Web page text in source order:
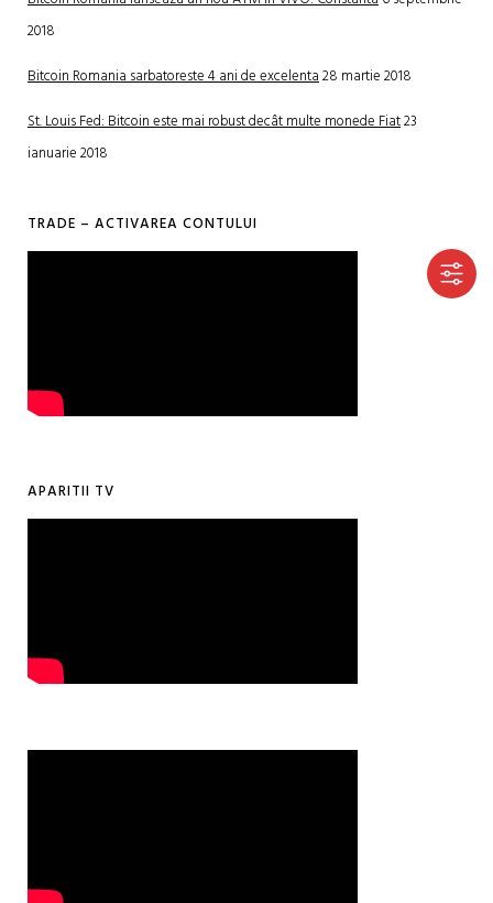
2018
Bitcoin Romania sarbatoreste 4 ani de excelenta28 martie 2018
St. Louis Fed: Bitcoin este mai robust decât multe monede Fiat23
ianuarie 2018
TRADE – ACTIVAREA CONTULUI
APARITII TV